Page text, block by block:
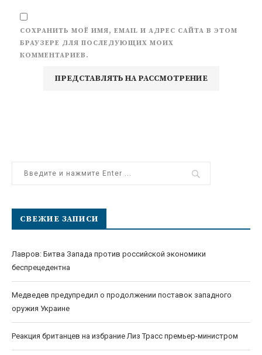
СОХРАНИТЬ МОЁ ИМЯ, EMAIL И АДРЕС САЙТА В ЭТОМ
БРАУЗЕРЕ ДЛЯ ПОСЛЕДУЮЩИХ МОИХ
КОММЕНТАРИЕВ.
СВЕЖИЕ ЗАПИСИ
Лавров: Битва Запада против российской экономики
беспрецедентна
Медведев предупредил о продолжении поставок западного
оружия Украине
Реакция британцев на избрание Лиз Трасс премьер-министром